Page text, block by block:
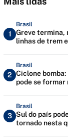
1
Brasil
Greve termina,
linhas de trem
2
Brasil
Ciclone
pode se formar
3
Brasil
Sul do país
tornado nesta